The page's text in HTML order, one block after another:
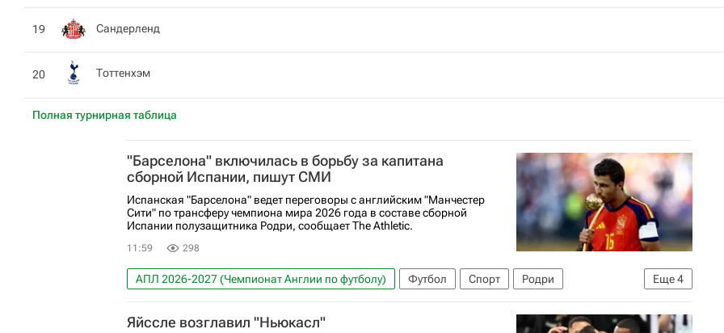
Полная турнирная таблица
19 Сандерленд
20 Тоттенхэм
"Барселона" включилась в борьбу за капитана
сборной Испании, пишут СМИ
Испанская "Барселона" ведет переговоры с английским "Манчестер
Сити" по трансферу чемпиона мира 2026 года в составе сборной
Испании полузащитника Родри, сообщает The Athletic.
11:59 298
Еще4
АПЛ 2026-2027 (Чемпионат Англии по футболу) Футбол Спорт
Родри
Барселона
Манчестер Сити Реал Мадрид Лига чемпионов УЕФА 2026-2027
Яйссле возглавил "Ньюкасл"